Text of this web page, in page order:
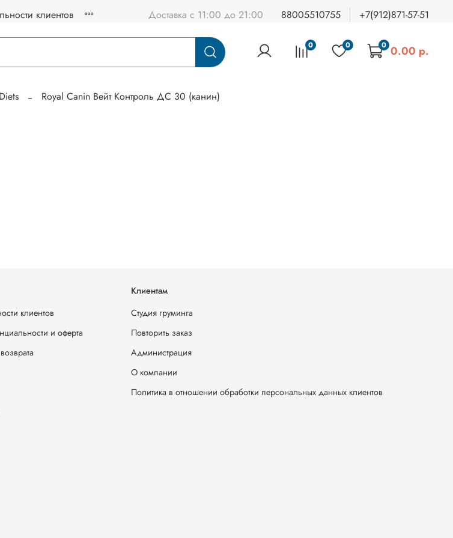
клиентов Доставка с 11:00 до 21:00 88005510755 +7(912)871-57-51
0 0 0 0.00 р.
Royal Canin Вейт Контроль ДС 30 (канин)
клиентов
и оферта
Клиентам
Студия груминга
Повторить заказ
Администрация
О компании
Политика в отношении обработки персональных данных клиентов